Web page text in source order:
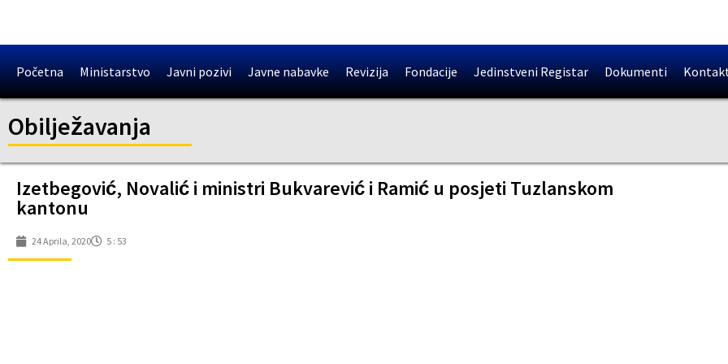
Početna Ministarstvo Javni pozivi Javne nabavke Revizija Fondacije Jedinstveni Registar Dokumenti
Obilježavanja
Izetbegović, Novalić i ministri Bukvarević i Ramić u posjeti Tuzlanskom
kantonu
24 Aprila, 2020 5 : 53